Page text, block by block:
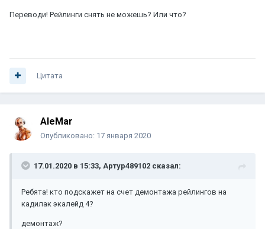
Переводи! Рейлинги снять не можешь? Или что?
Цитата
AleMar
Опубликовано: 17 января 2020
17.01.2020 в 15:33, Артур489102 сказал:
Ребята! кто подскажет на счет демонтажа рейлингов на
кадилак экалейд 4?
демонтаж?